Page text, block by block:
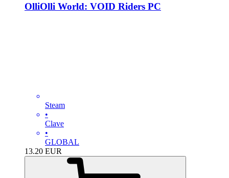
OlliOlli World: VOID Riders PC
Steam
•
Clave
•
GLOBAL
13.20 EUR